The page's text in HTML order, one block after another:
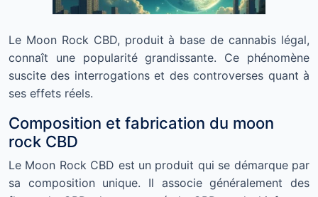
Le Moon Rock CBD, produit à base de cannabis légal,
connaît une popularité grandissante. Ce phénomène
suscite des interrogations et des controverses quant à
ses effets réels.
Composition et fabrication du moon
rock CBD
Le Moon Rock CBD est un produit qui se démarque par
sa composition unique. Il associe généralement des